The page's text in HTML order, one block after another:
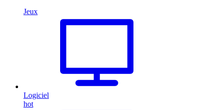
Jeux
Logiciel
hot